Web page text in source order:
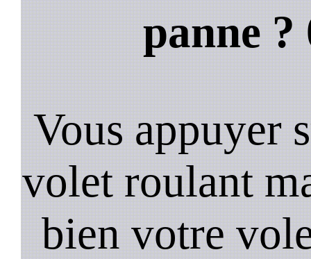
panne ?
Vous appuyer
volet roulant
bien votre